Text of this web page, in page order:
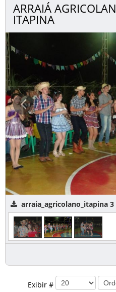
ARRAIÁ
ITAPINA
arraia_agricolano_itapina 3
Exibir #